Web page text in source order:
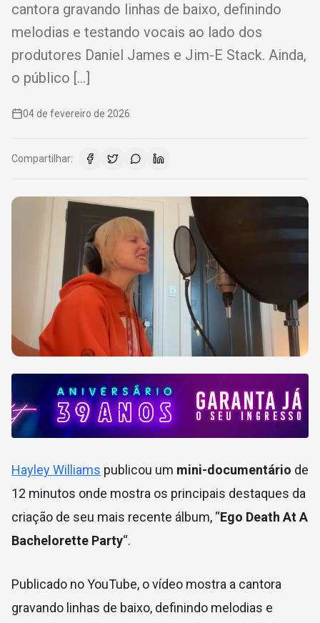
cantora gravando linhas de baixo, definindo
melodias e testando vocais ao lado dos
produtores Daniel James e Jim-E Stack. Ainda,
o público […]
04 de fevereiro de 2026
Compartilhar:
Hayley Williams publicou um mini-documentário de
12 minutos onde mostra os principais destaques da
criação de seu mais recente álbum, “Ego Death At A
Bachelorette Party“.
Publicado no YouTube, o vídeo mostra a cantora
gravando linhas de baixo, definindo melodias e